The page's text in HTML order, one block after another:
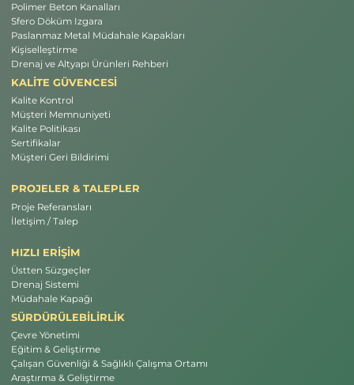
Polimer Beton Kanalları
Sfero Döküm Izgara
Paslanmaz Metal Müdahale Kapakları
Kişiselleştirme
Drenaj ve Altyapı Ürünleri Rehberi
KALİTE GÜVENCESİ
Kalite Kontrol
Müşteri Memnuniyeti
Kalite Politikası
Sertifikalar
Müşteri Geri Bildirimi
PROJELER & TALEPLER
Proje Referansları
İletişim / Talep
HIZLI ERİŞİM
Üstten Süzgeçler
Drenaj Sistemi
Müdahale Kapağı
SÜRDÜRÜLEBİLİRLİK
Çevre Yönetimi
Eğitim & Geliştirme
Çalışan Güvenliği & Sağlıklı Çalışma Ortamı
Araştırma & Geliştirme